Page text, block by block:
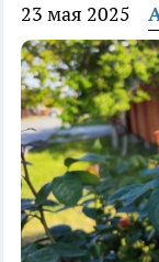
23 мая 2025